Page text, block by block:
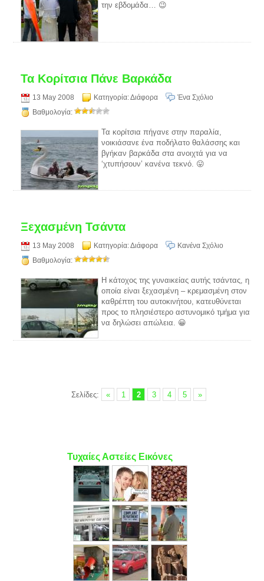
την εβδομάδα… 😉
Τα Κορίτσια Πάνε Βαρκάδα
13 May 2008 Κατηγορία:Διάφορα
Ένα Σχόλιο
Βαθμολογία:
Τα κορίτσια πήγανε στην παραλία,
νοικιάσανε ένα ποδήλατο θαλάσσης και
βγήκαν βαρκάδα στα ανοιχτά για να
‘χτυπήσουν’ κανένα τεκνό. 😛
Ξεχασμένη Τσάντα
13 May 2008 Κατηγορία:Διάφορα
Κανένα Σχόλιο
Βαθμολογία:
Η κάτοχος της γυναικείας αυτής τσάντας, η
οποία είναι ξεχασμένη – κρεμασμένη στον
καθρέπτη του αυτοκινήτου, κατευθύνεται
προς το πλησιέστερο αστυνομικό τμήμα για
να δηλώσει απώλεια. 😀
Σελίδες: « 1 2 3 4 5 »
Τυχαίες Αστείες Εικόνες